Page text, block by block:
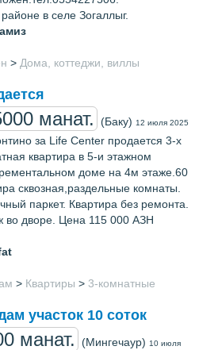
в селе Зогаллыг.
> Дома, коттеджи, виллы
манат. (Баку) 12 июля 2025
за Life Center продается 3-х
квартира в 5-и этажном
доме на 4м этаже.60
сквозная,раздельные комнаты.
паркет. Квартира без ремонта.
во дворе. Цена 115 000 АЗН
> Квартиры > 3-комнатные
участок 10 соток
манат. (Мингечаур) 10 июля